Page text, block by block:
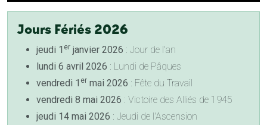
Jours Fériés 2026
jeudi 1 er janvier 2026 : Jour de l'an
lundi 6 avril 2026 : Lundi de Pâques
vendredi 1 er mai 2026 : Fête du Travail
vendredi 8 mai 2026 : Victoire des Alliés de 1945
jeudi 14 mai 2026 : Jeudi de l'Ascension